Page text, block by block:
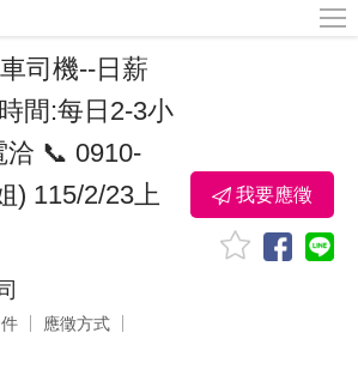
司機--日薪
間:每日2-3小
洽 📞 0910-
) 115/2/23上
應徵方式
我要應徵